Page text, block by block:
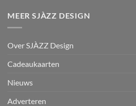
MEER SJÀZZ DESIGN
Over SJÀZZ Design
Cadeaukaarten
Nieuws
Adverteren